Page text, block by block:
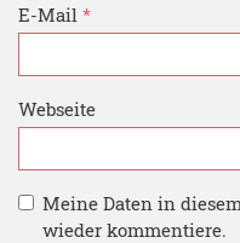
E-Mail *
Webseite
Meine Daten in
wieder kommentiere.